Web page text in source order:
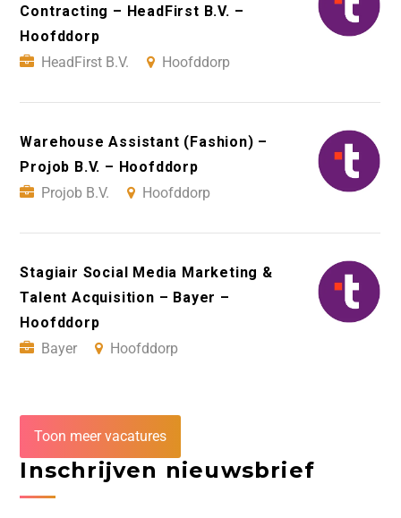
Contracting – HeadFirst B.V. –
Hoofddorp
HeadFirst B.V.
Hoofddorp
Warehouse Assistant (Fashion) –
Projob B.V. – Hoofddorp
Projob B.V.
Hoofddorp
Stagiair Social Media Marketing &
Talent Acquisition – Bayer –
Hoofddorp
Bayer
Hoofddorp
Toon meer vacatures
Inschrijven nieuwsbrief